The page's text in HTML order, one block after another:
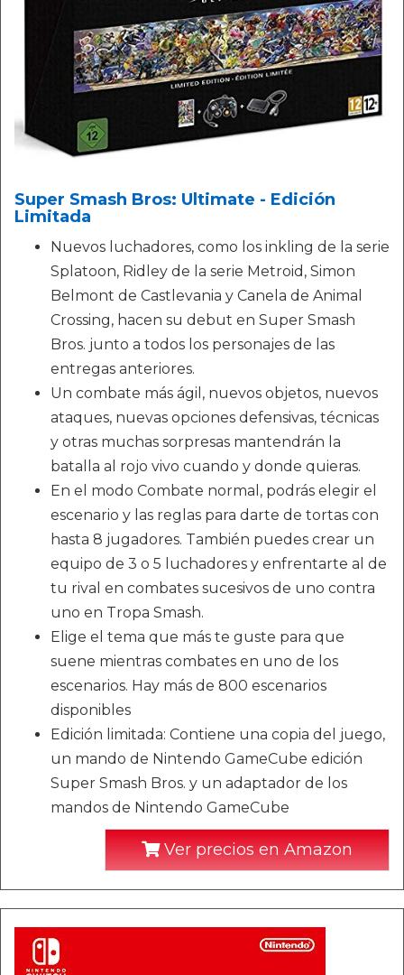
Super Smash Bros: Ultimate - Edición
Limitada
Nuevos luchadores, como los inkling de la serie
Splatoon, Ridley de la serie Metroid, Simon
Belmont de Castlevania y Canela de Animal
Crossing, hacen su debut en Super Smash
Bros. junto a todos los personajes de las
entregas anteriores.
Un combate más ágil, nuevos objetos, nuevos
ataques, nuevas opciones defensivas, técnicas
y otras muchas sorpresas mantendrán la
batalla al rojo vivo cuando y donde quieras.
En el modo Combate normal, podrás elegir el
escenario y las reglas para darte de tortas con
hasta 8 jugadores. También puedes crear un
equipo de 3 o 5 luchadores y enfrentarte al de
tu rival en combates sucesivos de uno contra
uno en Tropa Smash.
Elige el tema que más te guste para que
suene mientras combates en uno de los
escenarios. Hay más de 800 escenarios
disponibles
Edición limitada: Contiene una copia del juego,
un mando de Nintendo GameCube edición
Super Smash Bros. y un adaptador de los
mandos de Nintendo GameCube
Ver precios en Amazon